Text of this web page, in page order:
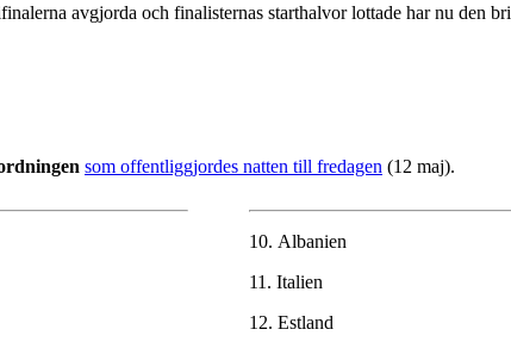
avgjorda och finalisternas starthalvor lottade har nu den
som offentliggjordes natten till fredagen (12 maj).
10. Albanien
11. Italien
12. Estland